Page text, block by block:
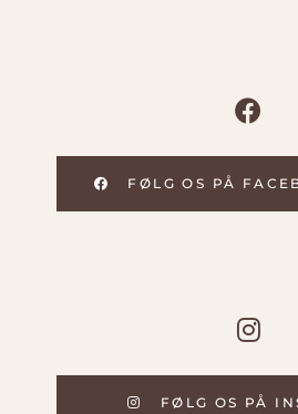
FØLG OS PÅ
FØLG OS PÅ